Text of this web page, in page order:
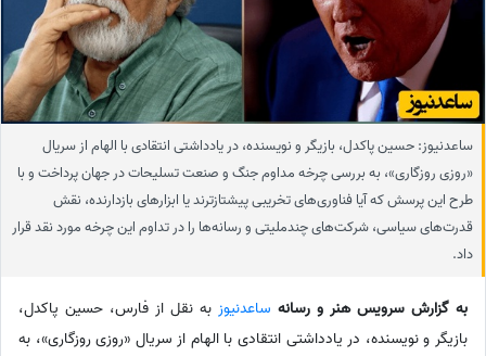
ساعدنیوز: حسین پاکدل، بازیگر و نویسنده، در یادداشتی انتقادی با الهام از سریال
«روزی روزگاری»، به بررسی چرخه مداوم جنگ و صنعت تسلیحات در جهان پرداخت و با
طرح این پرسش که آیا فناوری‌های تخریبی پیشتازترند یا ابزارهای بازدارنده، نقش
قدرت‌های سیاسی، شرکت‌های چندملیتی و رسانه‌ها را در تداوم این چرخه مورد نقد قرار
داد.
به گزارش سرویس هنر و رسانه ساعدنیوز به نقل از فارس، حسین پاکدل،
بازیگر و نویسنده، در یادداشتی انتقادی با الهام از سریال «روزی روزگاری»، به